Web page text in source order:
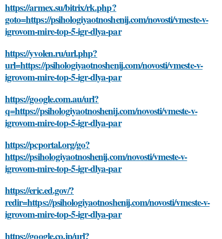
https://armex.su/bitrix/rk.php?
goto=https://psihologiyaotnoshenij.com/novosti/vmeste-v-
igrovom-mire-top-5-igr-dlya-par
https://yvolen.ru/url.php?
url=https://psihologiyaotnoshenij.com/novosti/vmeste-v-
igrovom-mire-top-5-igr-dlya-par
https://google.com.au/url?
q=https://psihologiyaotnoshenij.com/novosti/vmeste-v-
igrovom-mire-top-5-igr-dlya-par
https://pcportal.org/go?
https://psihologiyaotnoshenij.com/novosti/vmeste-v-
igrovom-mire-top-5-igr-dlya-par
https://eric.ed.gov/?
redir=https://psihologiyaotnoshenij.com/novosti/vmeste-v-
igrovom-mire-top-5-igr-dlya-par
https://google.co.jp/url?